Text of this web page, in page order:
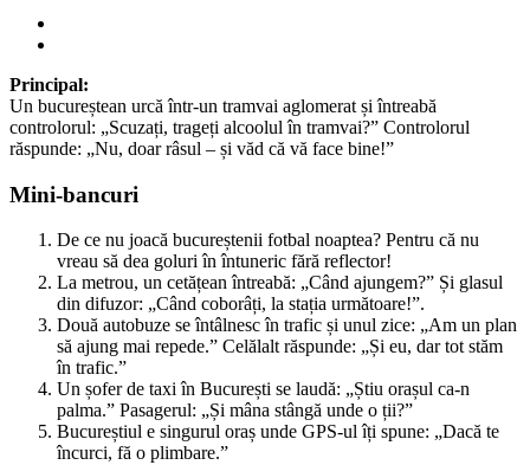
Principal:
Un bucureștean urcă într-un tramvai aglomerat și întreabă
controlorul: „Scuzați, trageți alcoolul în tramvai?” Controlorul
răspunde: „Nu, doar râsul – și văd că vă face bine!”
Mini-bancuri
De ce nu joacă bucureștenii fotbal noaptea? Pentru că nu
vreau să dea goluri în întuneric fără reflector!
La metrou, un cetățean întreabă: „Când ajungem?” Și glasul
din difuzor: „Când coborâți, la stația următoare!”.
Două autobuze se întâlnesc în trafic și unul zice: „Am un plan
să ajung mai repede.” Celălalt răspunde: „Și eu, dar tot stăm
în trafic.”
Un șofer de taxi în București se laudă: „Știu orașul ca-n
palma.” Pasagerul: „Și mâna stângă unde o ții?”
Bucureștiul e singurul oraș unde GPS-ul îți spune: „Dacă te
încurci, fă o plimbare.”